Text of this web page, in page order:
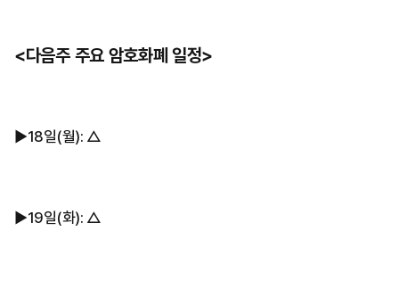
<다음주 주요 암호화폐 일정>
▶︎18일(월): △
▶︎19일(화): △